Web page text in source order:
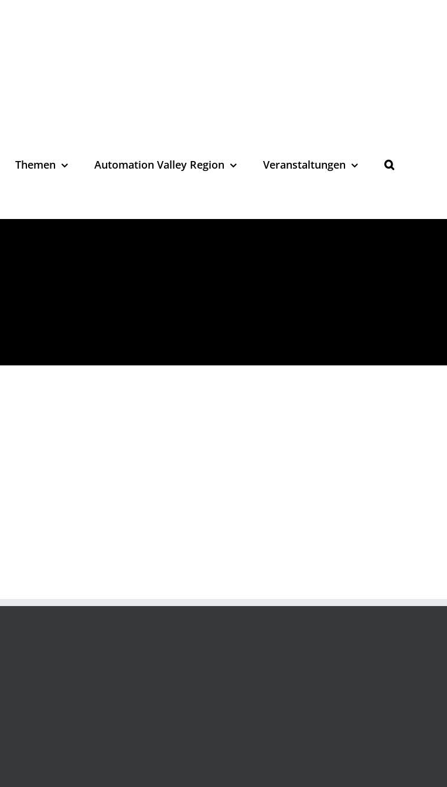
Themen Automation Valley Region Veranstaltungen